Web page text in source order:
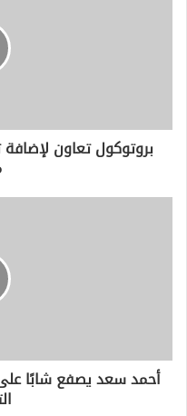
ر
بروتوكول تعاون
أحمد سعد يصفع شابًا